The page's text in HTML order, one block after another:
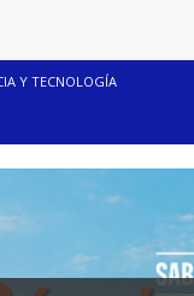
Y TECNOLOGÍA